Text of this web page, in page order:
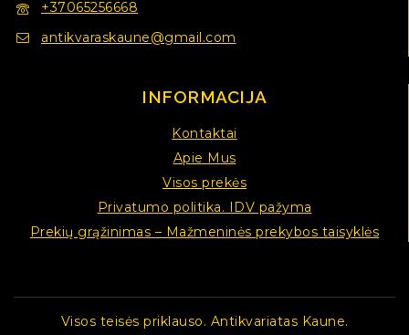
+37065256668
antikvaraskaune@gmail.com
INFORMACIJA
Kontaktai
Apie Mus
Visos prekės
Privatumo politika. IDV pažyma
Prekių grąžinimas – Mažmeninės prekybos taisyklės
Visos teisės priklauso. Antikvariatas Kaune.